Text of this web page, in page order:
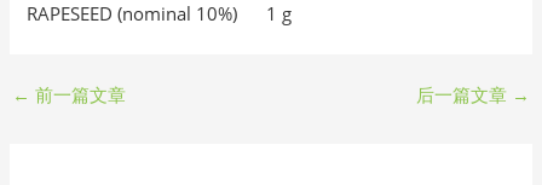
RAPESEED (nominal 10%) 1 g
← 前一篇文章 后一篇文章 →